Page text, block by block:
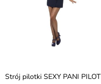
Strój pilotki SEXY PANI PILOT